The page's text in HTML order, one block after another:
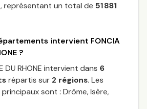
, représentant un total de 51 881
intervient FONCIA
?
DU RHONE intervient dans 6
répartis sur 2 régions. Les
sont : Drôme, Isère,